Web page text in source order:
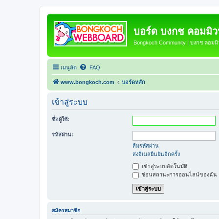
บอร์ด บงกช คอมมิ
Bongkoch Community | บงกช คอม
เมนูลัด FAQ
www.bongkoch.com บอร์ดหลัก
เข้าสู่ระบบ
ชื่อผู้ใช้:
รหัสผ่าน:
ลืมรหัสผ่าน
ส่งอีเมลยืนยันอีกครั้ง
เข้าสู่ระบบอัตโนมัติ
ซ่อนสถานะการออนไลน์ของฉัน
สมัครสมาชิก